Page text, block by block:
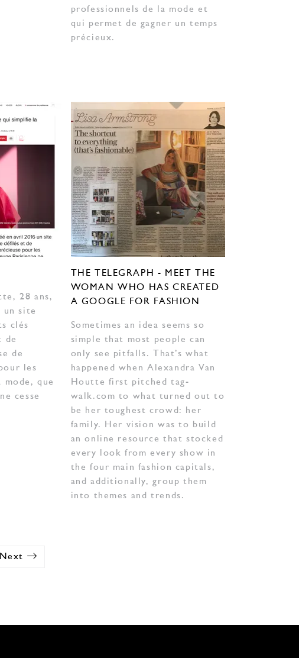
professionnels de la mode et
qui permet de gagner un temps
précieux.
28 ans,
un site
clés
de
de
les
mode, que
cesse
THE TELEGRAPH - MEET THE
WOMAN WHO HAS CREATED
A GOOGLE FOR FASHION
Sometimes an idea seems so
simple that most people can
only see pitfalls. That’s what
happened when Alexandra Van
Houtte first pitched tag-
walk.com to what turned out to
be her toughest crowd: her
family. Her vision was to build
an online resource that stocked
every look from every show in
the four main fashion capitals,
and additionally, group them
into themes and trends.
Next